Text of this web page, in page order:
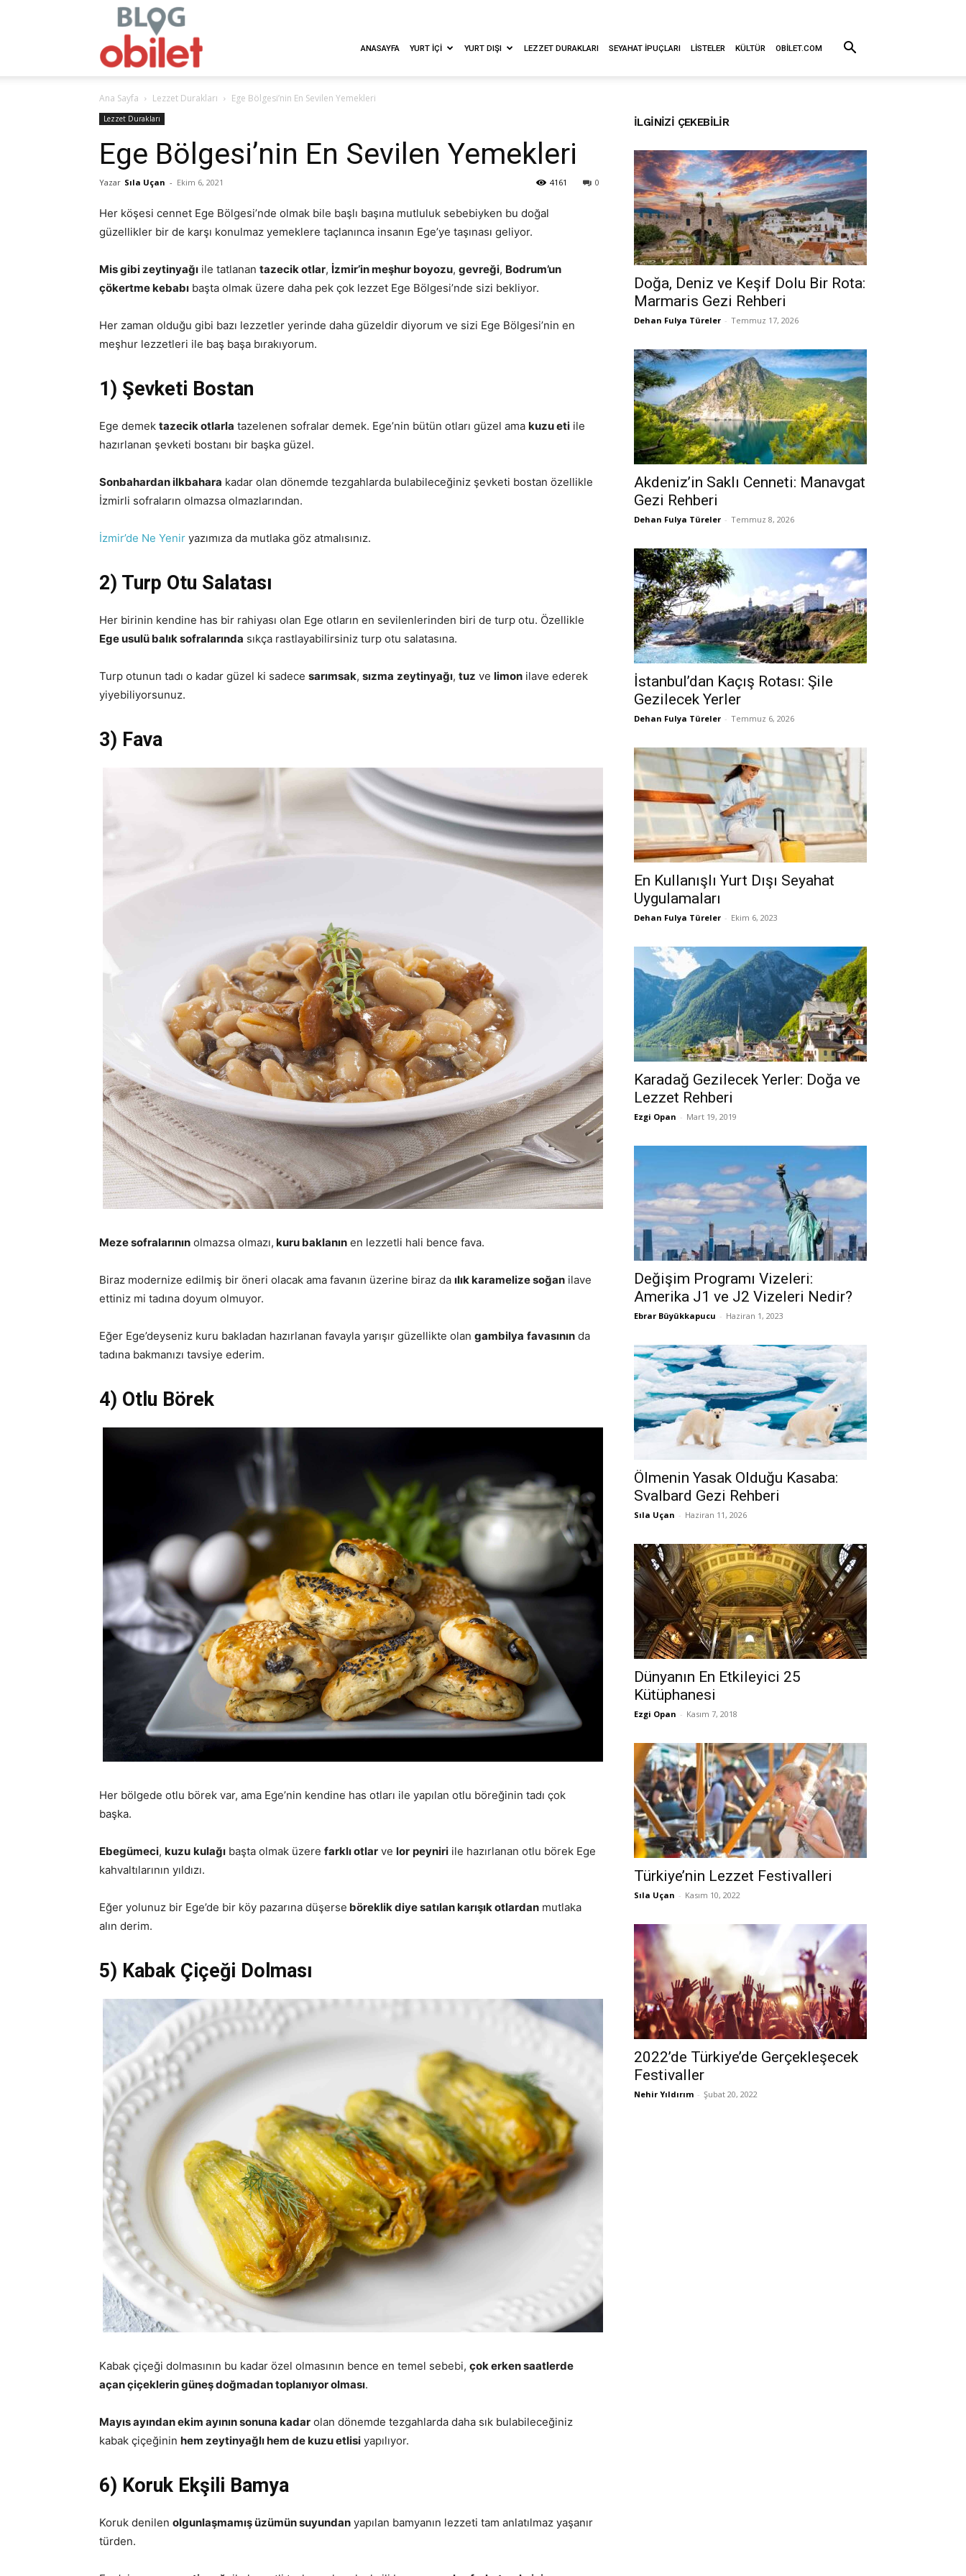
Blog
ANASAYFA YURT İÇI YURT DIŞI LEZZET DURAKLARI SEYAHAT İPUÇLARI LISTELER KÜLTÜR OBILET.COM
Ana Sayfa Lezzet Durakları Ege Bölgesi’nin En Sevilen Yemekleri
Lezzet Durakları
Ege Bölgesi’nin En Sevilen Yemekleri
Yazar Sıla Uçan - Ekim 6, 2021 0
4161
Her köşesi cennet Ege Bölgesi’nde olmak bile başlı başına mutluluk sebebiyken bu doğal
güzellikler bir de karşı konulmaz yemeklere taçlanınca insanın Ege’ye taşınası geliyor.
Mis gibi zeytinyağı ile tatlanan tazecik otlar, İzmir’in meşhur boyozu, gevreği, Bodrum’un
çökertme kebabı başta olmak üzere daha pek çok lezzet Ege Bölgesi’nde sizi bekliyor.
Her zaman olduğu gibi bazı lezzetler yerinde daha güzeldir diyorum ve sizi Ege Bölgesi’nin en
meşhur lezzetleri ile baş başa bırakıyorum.
1) Şevketi Bostan
Ege demek tazecik otlarla tazelenen sofralar demek. Ege’nin bütün otları güzel ama kuzu eti ile
hazırlanan şevketi bostanı bir başka güzel.
Sonbahardan ilkbahara kadar olan dönemde tezgahlarda bulabileceğiniz şevketi bostan özellikle
İzmirli sofraların olmazsa olmazlarından.
İzmir’de Ne Yenir yazımıza da mutlaka göz atmalısınız.
2) Turp Otu Salatası
Her birinin kendine has bir rahiyası olan Ege otların en sevilenlerinden biri de turp otu. Özellikle
Ege usulü balık sofralarında sıkça rastlayabilirsiniz turp otu salatasına.
Turp otunun tadı o kadar güzel ki sadece sarımsak, sızma zeytinyağı, tuz ve limon ilave ederek
yiyebiliyorsunuz.
3) Fava
Meze sofralarının olmazsa olmazı, kuru baklanın en lezzetli hali bence fava.
Biraz modernize edilmiş bir öneri olacak ama favanın üzerine biraz da ılık karamelize soğan ilave
ettiniz mi tadına doyum olmuyor.
Eğer Ege’deyseniz kuru bakladan hazırlanan favayla yarışır güzellikte olan gambilya favasının da
tadına bakmanızı tavsiye ederim.
4) Otlu Börek
Her bölgede otlu börek var, ama Ege’nin kendine has otları ile yapılan otlu böreğinin tadı çok
başka.
Ebegümeci, kuzu kulağı başta olmak üzere farklı otlar ve lor peyniri ile hazırlanan otlu börek Ege
kahvaltılarının yıldızı.
Eğer yolunuz bir Ege’de bir köy pazarına düşerse böreklik diye satılan karışık otlardan mutlaka
alın derim.
5) Kabak Çiçeği Dolması
Kabak çiçeği dolmasının bu kadar özel olmasının bence en temel sebebi, çok erken saatlerde
açan çiçeklerin güneş doğmadan toplanıyor olması.
Mayıs ayından ekim ayının sonuna kadar olan dönemde tezgahlarda daha sık bulabileceğiniz
kabak çiçeğinin hem zeytinyağlı hem de kuzu etlisi yapılıyor.
6) Koruk Ekşili Bamya
Koruk denilen olgunlaşmamış üzümün suyundan yapılan bamyanın lezzeti tam anlatılmaz yaşanır
türden.
İLGINIZI ÇEKEBILIR
Doğa, Deniz ve Keşif Dolu Bir Rota:
Marmaris Gezi Rehberi
Dehan Fulya Türeler - Temmuz 17, 2026
Akdeniz’in Saklı Cenneti: Manavgat
Gezi Rehberi
Dehan Fulya Türeler - Temmuz 8, 2026
İstanbul’dan Kaçış Rotası: Şile
Gezilecek Yerler
Dehan Fulya Türeler - Temmuz 6, 2026
En Kullanışlı Yurt Dışı Seyahat
Uygulamaları
Dehan Fulya Türeler - Ekim 6, 2023
Karadağ Gezilecek Yerler: Doğa ve
Lezzet Rehberi
Ezgi Opan - Mart 19, 2019
Değişim Programı Vizeleri:
Amerika J1 ve J2 Vizeleri Nedir?
Ebrar Büyükkapucu - Haziran 1, 2023
Ölmenin Yasak Olduğu Kasaba:
Svalbard Gezi Rehberi
Sıla Uçan - Haziran 11, 2026
Dünyanın En Etkileyici 25
Kütüphanesi
Ezgi Opan - Kasım 7, 2018
Türkiye’nin Lezzet Festivalleri
Sıla Uçan - Kasım 10, 2022
2022’de Türkiye’de Gerçekleşecek
Festivaller
Nehir Yıldırım - Şubat 20, 2022